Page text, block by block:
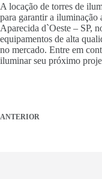
A locação de torres de
para garantir a iluminação
Aparecida d`Oeste – SP,
equipamentos de alta
no mercado. Entre em
iluminar seu próximo
ANTERIOR